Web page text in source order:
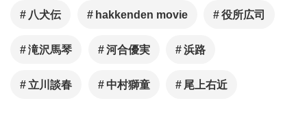
八犬伝 hakkenden movie 役所広司
滝沢馬琴 河合優実 浜路
立川談春 中村獅童 尾上右近